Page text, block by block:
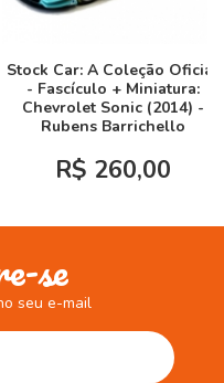
Stock Car: A Coleção Oficial
- Fascículo + Miniatura:
Chevrolet Sonic (2014) -
Rubens Barrichello
R$ 260,00
se
seu e-mail